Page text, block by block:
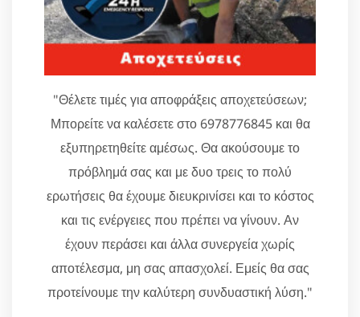
"Θέλετε τιμές για αποφράξεις αποχετεύσεων;
Μπορείτε να καλέσετε στο 6978776845 και θα
εξυπηρετηθείτε αμέσως. Θα ακούσουμε το
πρόβλημά σας και με δυο τρεις το πολύ
ερωτήσεις θα έχουμε διευκρινίσει και το κόστος
και τις ενέργειες που πρέπει να γίνουν. Αν
έχουν περάσει και άλλα συνεργεία χωρίς
αποτέλεσμα, μη σας απασχολεί. Εμείς θα σας
προτείνουμε την καλύτερη συνδυαστική λύση."